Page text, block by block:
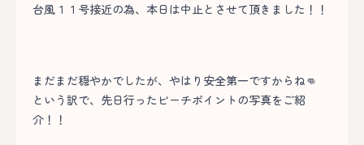
台風１１号接近の為、本日は中止とさせて頂きました！！
まだまだ穏やかでしたが、やはり安全第一ですからね👊
という訳で、先日行ったビーチポイントの写真をご紹
介！！